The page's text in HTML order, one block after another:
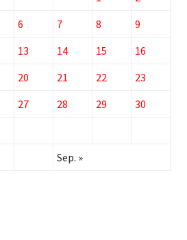
6 7 8
9
13 14 15
16
20 21 22
23
27 28 29
30
Sep. »